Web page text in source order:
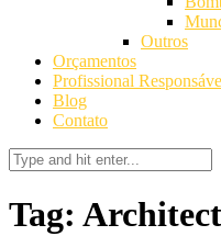
Outros
Orçamentos
Profissional
Blog
Contato
Tag: